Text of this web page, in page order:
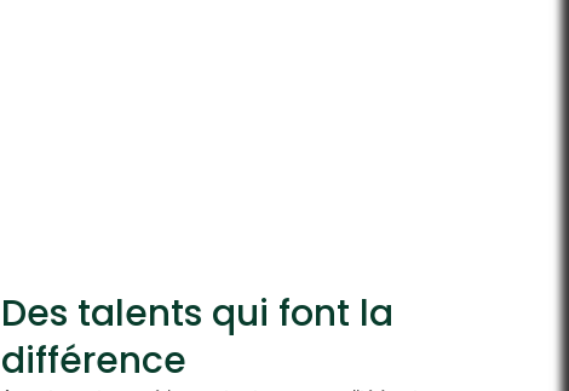
Des talents qui font la
différence